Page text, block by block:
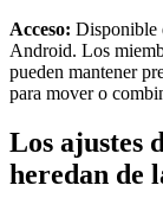
Bitcoin
Descubrir
Acceso: Disponible
Android. Los
pueden mantener
para mover o
Los ajustes
heredan de